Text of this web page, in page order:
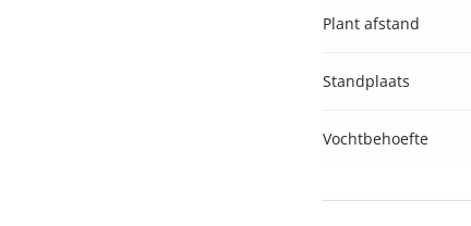
Plant afstand
Standplaats
Vochtbehoefte